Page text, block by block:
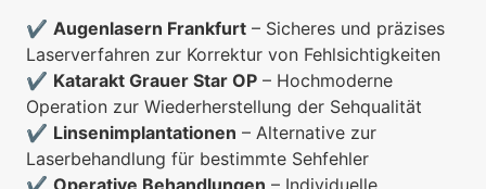
✔ Augenlasern Frankfurt – Sicheres und präzises
Laserverfahren zur Korrektur von Fehlsichtigkeiten
✔ Katarakt Grauer Star OP – Hochmoderne
Operation zur Wiederherstellung der Sehqualität
✔ Linsenimplantationen – Alternative zur
Laserbehandlung für bestimmte Sehfehler